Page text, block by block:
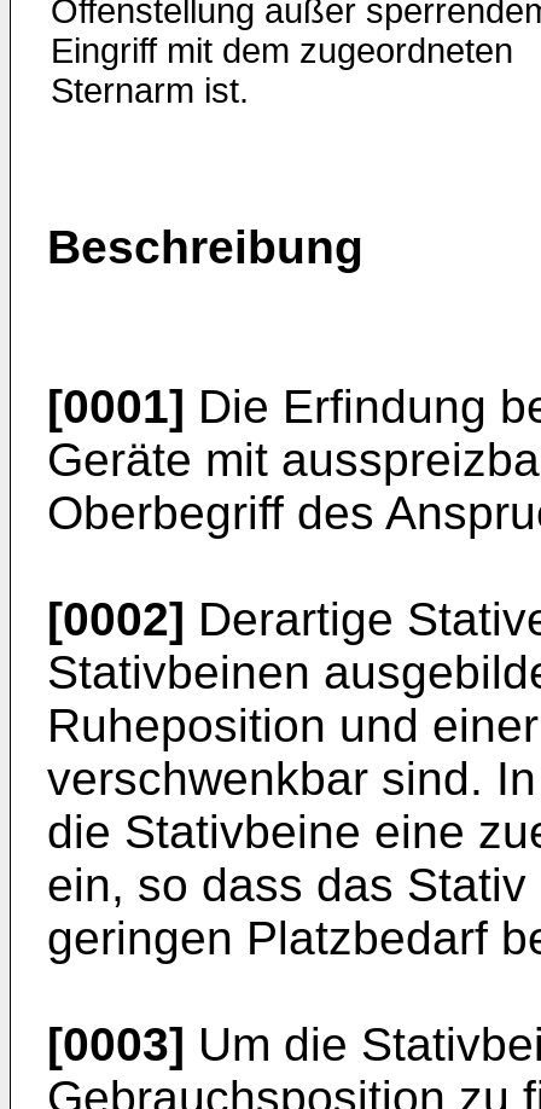
Offenstellung außer
Eingriff mit dem zugeordneten
Sternarm ist.
Beschreibung
[0001] Die Erfindung
Geräte mit
Oberbegriff des
[0002] Derartige
Stativbeinen
Ruheposition und
verschwenkbar sind.
die Stativbeine eine
ein, so dass das
geringen Platzbedarf
[0003] Um die
Gebrauchsposition zu